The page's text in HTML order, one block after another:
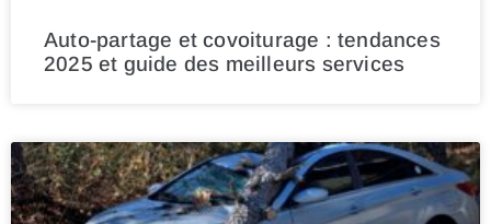
Auto-partage et covoiturage : tendances
2025 et guide des meilleurs services